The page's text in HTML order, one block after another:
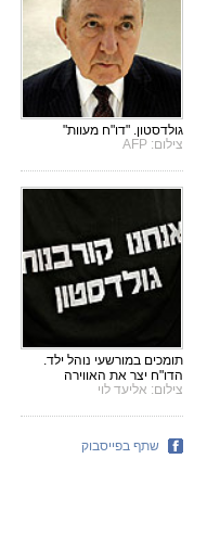
גולדסטון. "דו"ח מעוות"
צילום: AFP
תומכים במורשעי נוהל ילד.
הדו"ח יצר את האווירה
צילום: אליעד לוי
שתף בפייסבוק